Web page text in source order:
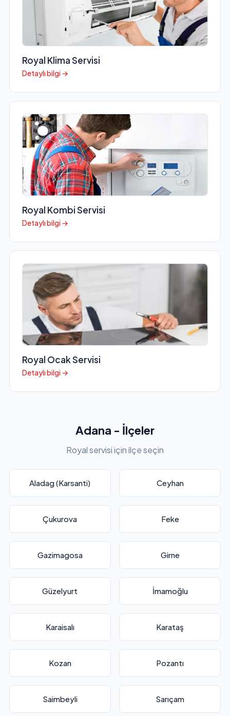
Royal Klima Servisi
Detaylı bilgi →
Royal Kombi Servisi
Detaylı bilgi →
Royal Ocak Servisi
Detaylı bilgi →
Adana - İlçeler
Royal servisi için ilçe seçin
Aladag (Karsanti) Ceyhan
Çukurova Feke
Gazimagosa Girne
Güzelyurt İmamoğlu
Karaisalı Karataş
Kozan Pozantı
Saimbeyli Sarıçam